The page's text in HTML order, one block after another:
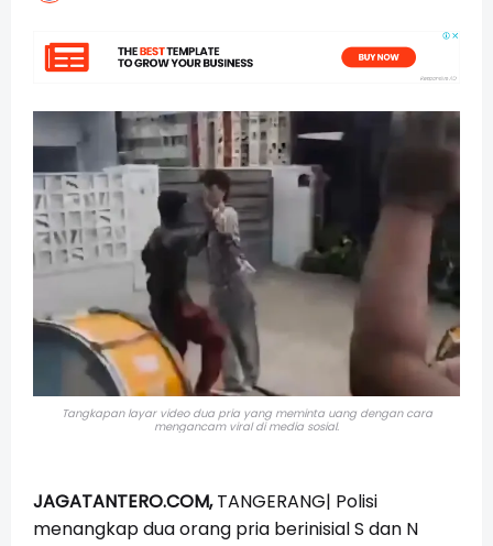
Tangkapan layar video dua pria yang meminta uang dengan cara
mengancam viral di media sosial.
JAGATANTERO.COM,TANGERANG| Polisi
menangkap dua orang pria berinisial S dan N